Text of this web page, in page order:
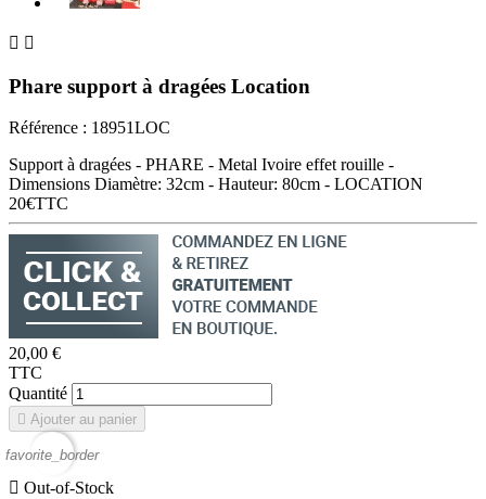
 
Phare support à dragées Location
Référence : 18951LOC
Support à dragées - PHARE - Metal Ivoire effet rouille -
Dimensions Diamètre: 32cm - Hauteur: 80cm - LOCATION
20€TTC
20,00 €
TTC
Quantité
 Ajouter au panier
favorite_border
 Out-of-Stock